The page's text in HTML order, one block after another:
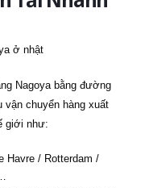
Nagoya bằng đường
vận chuyển hàng xuất
giới như:
Havre / Rotterdam /